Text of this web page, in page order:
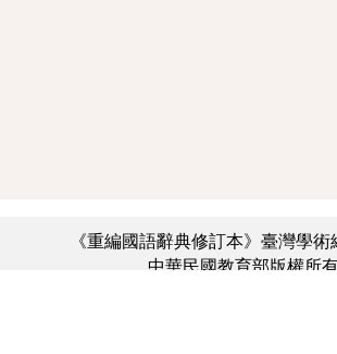
《重編國語辭典修訂本》臺灣學術
中華民國教育部版權所